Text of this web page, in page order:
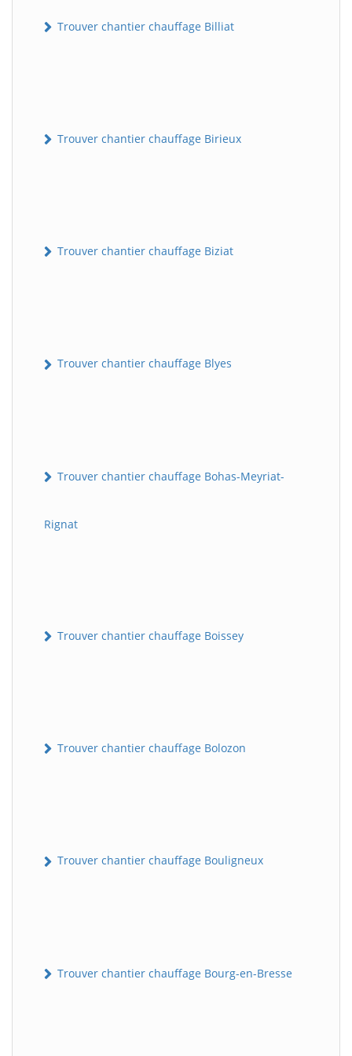
Trouver chantier chauffage Billiat
Trouver chantier chauffage Birieux
Trouver chantier chauffage Biziat
Trouver chantier chauffage Blyes
Trouver chantier chauffage Bohas-Meyriat-
Rignat
Trouver chantier chauffage Boissey
Trouver chantier chauffage Bolozon
Trouver chantier chauffage Bouligneux
Trouver chantier chauffage Bourg-en-Bresse